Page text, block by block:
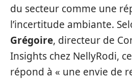
du secteur comme une
l’incertitude ambiante.
Grégoire, directeur de
Insights chez NellyRodi,
répond à « une envie de